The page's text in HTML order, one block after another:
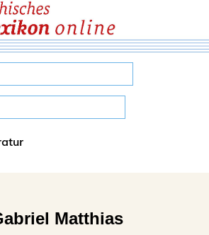
Matthias